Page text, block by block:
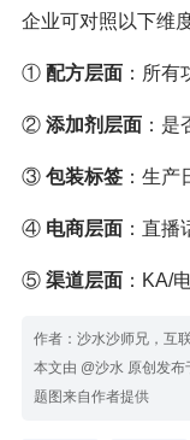
企业可对照以下维
① 配方层面 ：所
② 添加剂层面 ：
③ 包装标签 ：生
④ 电商层面 ：直
⑤ 渠道层面 ：KA/
作者：沙水沙师兄，互
本文由 @沙水 原创发
题图来自作者提供